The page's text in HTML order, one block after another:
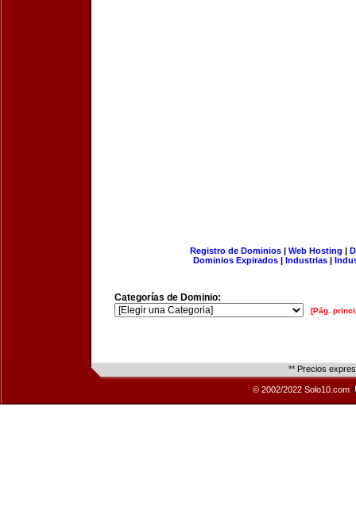
Registro de Dominios| Web Hosting |
Dominios Expirados | Industrias |
Categorías de Dominio:
[Pág.
** Precios
© 2002/2022 Solo10.com